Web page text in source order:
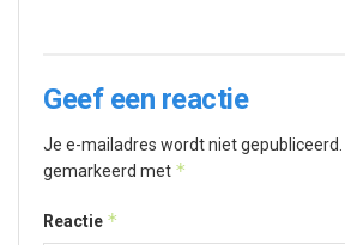
Geef een reactie
Je e-mailadres wordt niet gepubliceerd.
gemarkeerd met *
Reactie *